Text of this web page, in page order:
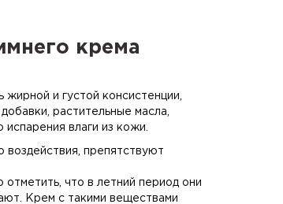
крема
и густой консистенции,
растительные масла,
влаги из кожи.
препятствуют
что в летний период они
Крем с такими веществами